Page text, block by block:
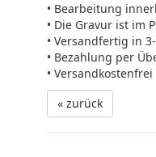
• Bearbeitung
• Die Gravur ist im
• Versandfertig in
• Bezahlung per
• Versandkostenfrei
« zurück